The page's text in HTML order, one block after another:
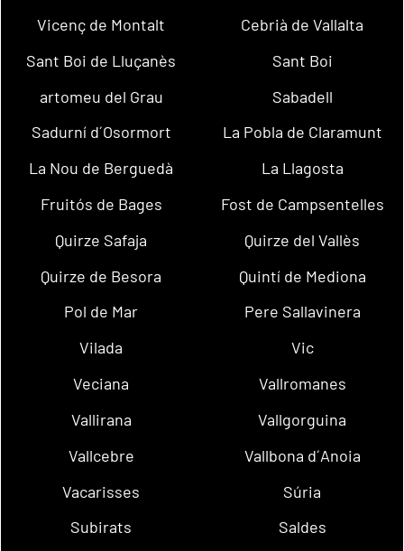
Vicenç de Montalt
Cebrià de Vallalta
Sant Boi de Lluçanès
Sant Boi
artomeu del Grau
Sabadell
Sadurní d´Osormort
La Pobla de Claramunt
La Nou de Berguedà
La Llagosta
Fruitós de Bages
Fost de Campsentelles
Quirze Safaja
Quirze del Vallès
Quirze de Besora
Quintí de Mediona
Pol de Mar
Pere Sallavinera
Vilada
Vic
Veciana
Vallromanes
Vallirana
Vallgorguina
Vallcebre
Vallbona d´Anoia
Vacarisses
Súria
Subirats
Saldes